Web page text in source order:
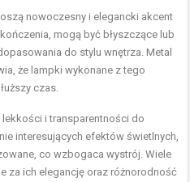
nowoczesny i elegancki akcent
mogą być błyszczące lub
do stylu wnętrza. Metal
że lampki wykonane z tego
czas.
i transparentności do
interesujących efektów świetlnych,
co wzbogaca wystrój. Wiele
za ich elegancję oraz różnorodność